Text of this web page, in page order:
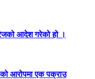
आदेश गरेको हो ।
आरोपमा एक पक्राउ